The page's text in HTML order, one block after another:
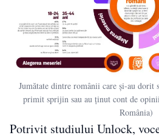
Jumătate dintre românii care și-au dorit
primit sprijin sau au ținut cont de
România)
Potrivit studiului Unlock,